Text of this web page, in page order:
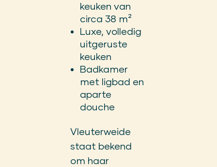
keuken van
circa 38 m²
Luxe, volledig
uitgeruste
keuken
Badkamer
met ligbad en
aparte
douche
Vleuterweide
staat bekend
om haar